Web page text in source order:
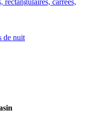
rectangulaires, carrées,
de nuit